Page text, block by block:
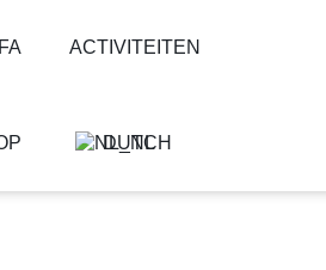
ACTIVITEITEN
DUTCH